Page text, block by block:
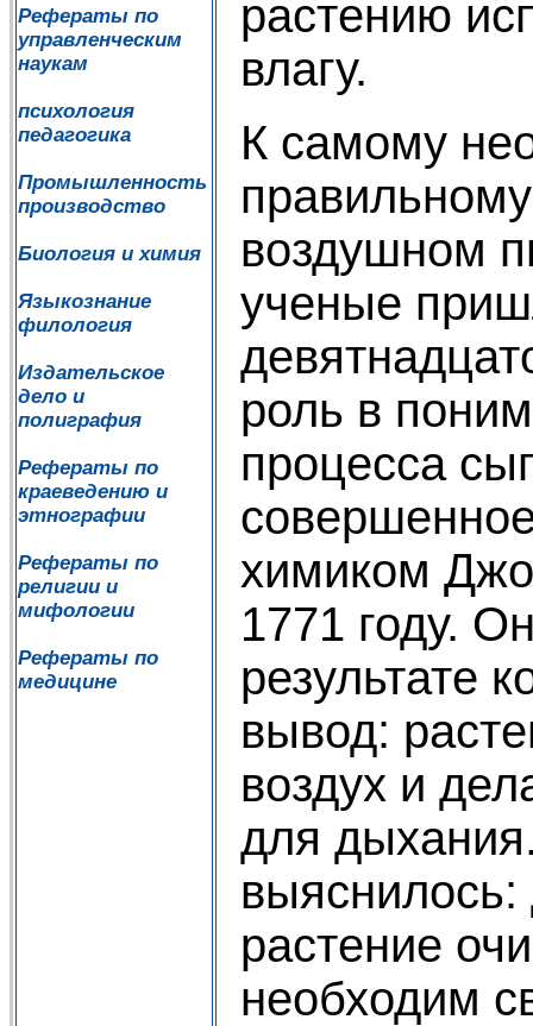
Рефераты по
управленческим
наукам
психология
педагогика
Промышленность
производство
Биология и химия
Языкознание
филология
Издательское
дело и
полиграфия
Рефераты по
краеведению и
этнографии
Рефераты по
религии и
мифологии
Рефераты по
медицине
растению
влагу.
К самому
воздушном
ученые
роль в
процесса
химиком
1771 году.
результате
вывод:
воздух и
для
выяснилось:
растение
необходим